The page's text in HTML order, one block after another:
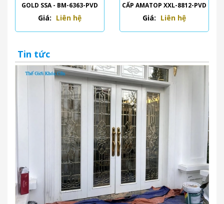
GOLD SSA - BM-6363-PVD
Giá: Liên hệ
CẤP AMATOP XXL-8812-PVD
Giá: Liên hệ
Tin tức